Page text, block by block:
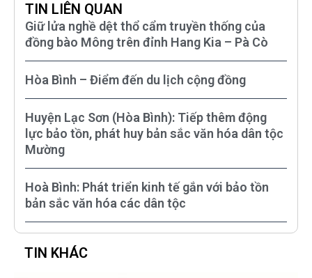
TIN LIÊN QUAN
Giữ lửa nghề dệt thổ cẩm truyền thống của
đồng bào Mông trên đỉnh Hang Kia – Pà Cò
Hòa Bình – Điểm đến du lịch cộng đồng
Huyện Lạc Sơn (Hòa Bình): Tiếp thêm động
lực bảo tồn, phát huy bản sắc văn hóa dân tộc
Mường
Hoà Bình: Phát triển kinh tế gắn với bảo tồn
bản sắc văn hóa các dân tộc
TIN KHÁC